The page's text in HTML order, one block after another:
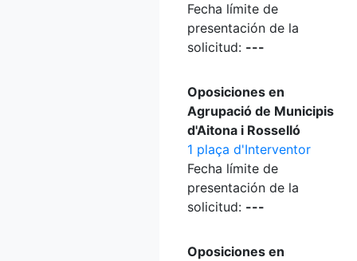
Fecha límite de
presentación de la
solicitud: ---
Oposiciones en
Agrupació de Municipis
d'Aitona i Rosselló
1 plaça d'Interventor
Fecha límite de
presentación de la
solicitud: ---
Oposiciones en